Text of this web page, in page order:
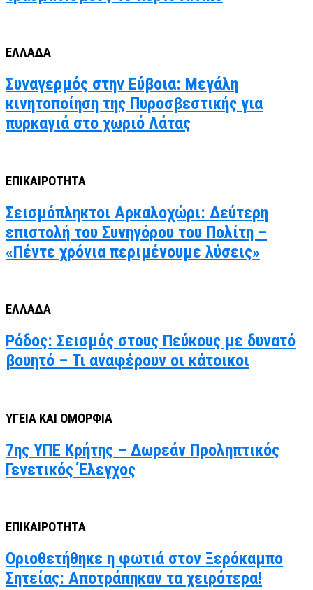
ΕΛΛΑΔΑ
Συναγερμός στην Εύβοια: Μεγάλη
κινητοποίηση της Πυροσβεστικής για
πυρκαγιά στο χωριό Λάτας
ΕΠΙΚΑΙΡΟΤΗΤΑ
Σεισμόπληκτοι Αρκαλοχώρι: Δεύτερη
επιστολή του Συνηγόρου του Πολίτη –
«Πέντε χρόνια περιμένουμε λύσεις»
ΕΛΛΑΔΑ
Ρόδος: Σεισμός στους Πεύκους με δυνατό
βουητό – Τι αναφέρουν οι κάτοικοι
ΥΓΕΙΑ ΚΑΙ ΟΜΟΡΦΙΑ
7ης ΥΠΕ Κρήτης – Δωρεάν Προληπτικός
Γενετικός Έλεγχος
ΕΠΙΚΑΙΡΟΤΗΤΑ
Οριοθετήθηκε η φωτιά στον Ξερόκαμπο
Σητείας: Αποτράπηκαν τα χειρότερα!